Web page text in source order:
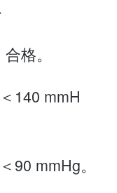
格。
140 mmH
90 mmHg。